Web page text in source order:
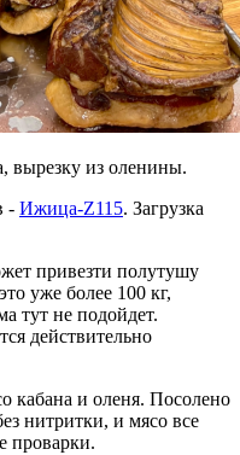
вырезку из оленины.
- Ижица-Z115. Загрузка
привезти полутушу
уже более 100 кг,
тут не подойдет.
действительно
кабана и оленя. Посолено
нитритки, и мясо все
проварки.